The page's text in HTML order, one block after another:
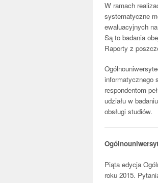
W ramach
systematyczne
ewaluacyjnych
Są to badania
Raporty z
informatycznego
respondentom
udziału w
obsługi studiów.
Piąta edycja
roku 2015.